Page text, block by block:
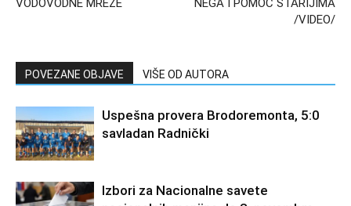
VODOVODNE MREŽE
NEGA I POMOĆ STARIJIMA
/VIDEO/
POVEZANE OBJAVE VIŠE OD AUTORA
Uspešna provera Brodoremonta, 5:0
savladan Radnički
Izbori za Nacionalne savete